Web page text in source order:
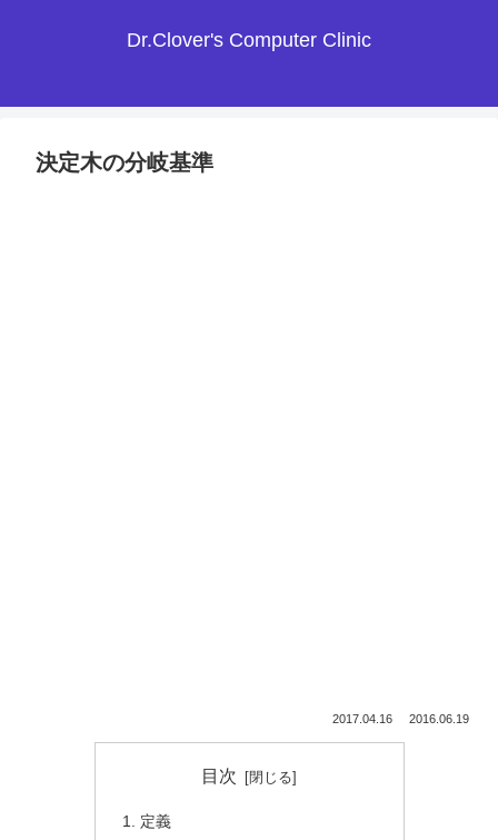
Dr.Clover's Computer Clinic
決定木の分岐基準
2017.04.16 2016.06.19
目次
定義